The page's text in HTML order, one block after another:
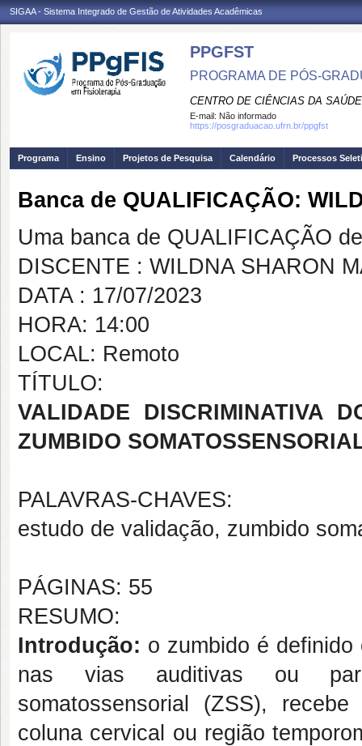
SIGAA - Sistema Integrado de Gestão de Atividades Acadêmicas
PPGFST
PROGRAMA DE PÓS-
CENTRO DE CIÊNCIAS DA SAÚDE
E-mail: Não informado
https://posgraduacao.ufrn.br/ppgfst
Programa Ensino Projetos de Pesquisa Calendário Processos
Banca de QUALIFICAÇÃO:
Uma banca de QUALIFICAÇÃO
DISCENTE : WILDNA SHARON
DATA : 17/07/2023
HORA: 14:00
LOCAL: Remoto
TÍTULO:
VALIDADE DISCRIMINATIVA
ZUMBIDO
PALAVRAS-CHAVES:
estudo de validação, zumbido
PÁGINAS: 55
RESUMO:
Introdução: o zumbido é
nas vias auditivas ou
somatossensorial (ZSS),
coluna cervical ou região